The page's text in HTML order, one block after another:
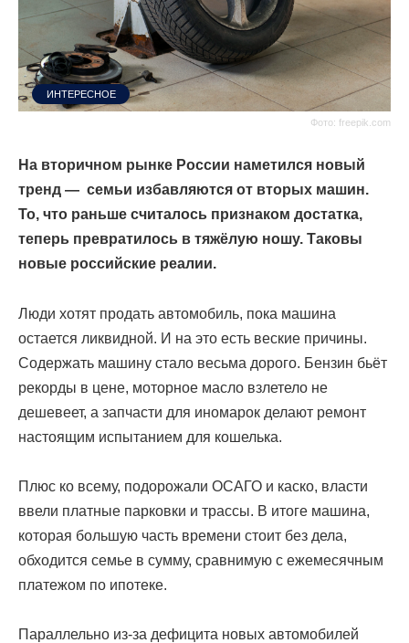
Фото: freepik.com
ИНТЕРЕСНОЕ
На вторичном рынке России наметился новый
тренд — семьи избавляются от вторых машин.
То, что раньше считалось признаком достатка,
теперь превратилось в тяжёлую ношу. Таковы
новые российские реалии.
Люди хотят продать автомобиль, пока машина
остается ликвидной. И на это есть веские причины.
Содержать машину стало весьма дорого. Бензин бьёт
рекорды в цене, моторное масло взлетело не
дешевеет, а запчасти для иномарок делают ремонт
настоящим испытанием для кошелька.
Плюс ко всему, подорожали ОСАГО и каско, власти
ввели платные парковки и трассы. В итоге машина,
которая большую часть времени стоит без дела,
обходится семье в сумму, сравнимую с ежемесячным
платежом по ипотеке.
Параллельно из-за дефицита новых автомобилей